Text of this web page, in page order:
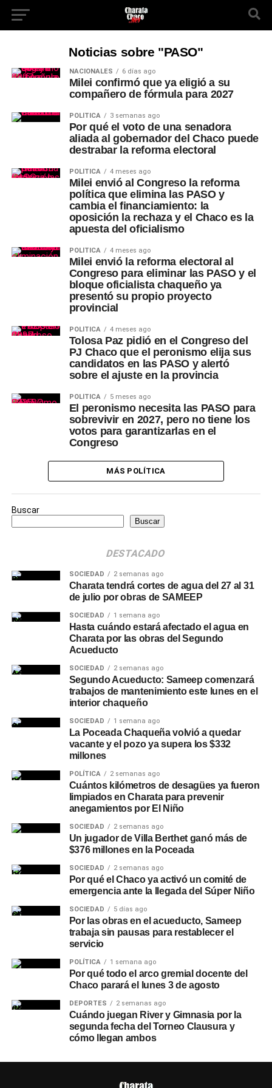
Noticias sobre "PASO"
NACIONALES 6 días ago
Milei confirmó que ya eligió a su
compañero de fórmula para 2027
POLÍTICA 3 semanas ago
Por qué el voto de una senadora
aliada al gobernador del Chaco puede
destrabar la reforma electoral
POLÍTICA 4 meses ago
Milei envió al Congreso la reforma
política que elimina las PASO y
cambia el financiamiento: la
oposición la rechaza y el Chaco es la
apuesta del oficialismo
POLÍTICA 4 meses ago
Milei envió la reforma electoral al
Congreso para eliminar las PASO y el
bloque oficialista chaqueño ya
presentó su propio proyecto
provincial
POLÍTICA 4 meses ago
Tolosa Paz pidió en el Congreso del
PJ Chaco que el peronismo elija sus
candidatos en las PASO y alertó
sobre el ajuste en la provincia
POLÍTICA 5 meses ago
El peronismo necesita las PASO para
sobrevivir en 2027, pero no tiene los
votos para garantizarlas en el
Congreso
MÁS POLÍTICA
Buscar
Buscar
DESTACADO
SOCIEDAD 2 semanas ago
Charata tendrá cortes de agua del 27 al 31
de julio por obras de SAMEEP
SOCIEDAD 1 semana ago
Hasta cuándo estará afectado el agua en
Charata por las obras del Segundo
Acueducto
SOCIEDAD 2 semanas ago
Segundo Acueducto: Sameep comenzará
trabajos de mantenimiento este lunes en el
interior chaqueño
SOCIEDAD 1 semana ago
La Poceada Chaqueña volvió a quedar
vacante y el pozo ya supera los $332
millones
POLÍTICA 2 semanas ago
Cuántos kilómetros de desagües ya fueron
limpiados en Charata para prevenir
anegamientos por El Niño
SOCIEDAD 2 semanas ago
Un jugador de Villa Berthet ganó más de
$376 millones en la Poceada
SOCIEDAD 2 semanas ago
Por qué el Chaco ya activó un comité de
emergencia ante la llegada del Súper Niño
SOCIEDAD 5 días ago
Por las obras en el acueducto, Sameep
trabaja sin pausas para restablecer el
servicio
POLÍTICA 1 semana ago
Por qué todo el arco gremial docente del
Chaco parará el lunes 3 de agosto
DEPORTES 2 semanas ago
Cuándo juegan River y Gimnasia por la
segunda fecha del Torneo Clausura y
cómo llegan ambos